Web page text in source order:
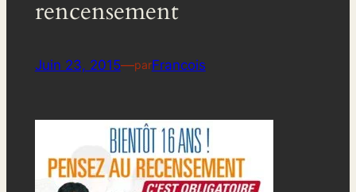
rencensement
Juin 23, 2015—parFrancois